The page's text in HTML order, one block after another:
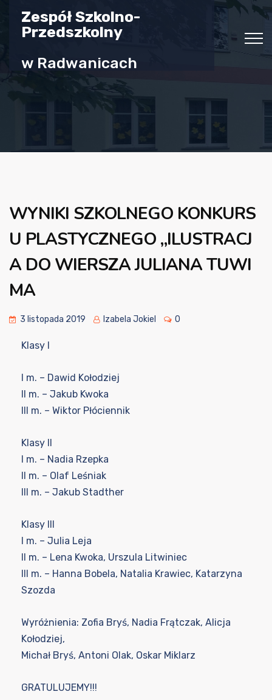
Zespół Szkolno-
Przedszkolny
w Radwanicach
WYNIKI SZKOLNEGO KONKURS
U PLASTYCZNEGO „ILUSTRACJ
A DO WIERSZA JULIANA TUWI
MA
3 listopada 2019 Izabela Jokiel 0
Klasy I
I m. – Dawid Kołodziej
II m. – Jakub Kwoka
III m. – Wiktor Płóciennik
Klasy II
I m. – Nadia Rzepka
II m. – Olaf Leśniak
III m. – Jakub Stadther
Klasy III
I m. – Julia Leja
II m. – Lena Kwoka, Urszula Litwiniec
III m. – Hanna Bobela, Natalia Krawiec, Katarzyna
Szozda
Wyróżnienia: Zofia Bryś, Nadia Frątczak, Alicja
Kołodziej,
Michał Bryś, Antoni Olak, Oskar Miklarz
GRATULUJEMY!!!